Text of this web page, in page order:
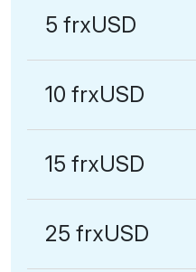
5 frxUSD
10 frxUSD
15 frxUSD
25 frxUSD